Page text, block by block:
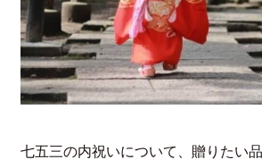
七五三の内祝いについて、贈りたい